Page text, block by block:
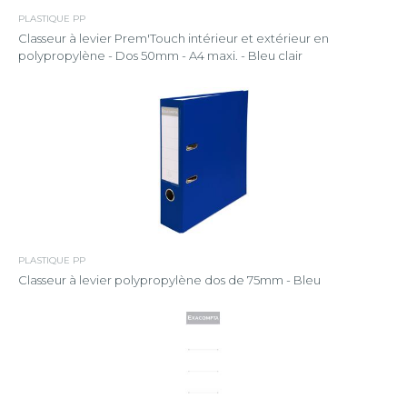
PLASTIQUE PP
Classeur à levier Prem'Touch intérieur et extérieur en
polypropylène - Dos 50mm - A4 maxi. - Bleu clair
PLASTIQUE PP
Classeur à levier polypropylène dos de 75mm - Bleu